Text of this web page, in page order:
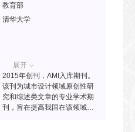
教育部
清华大学
展开
2015年创刊，AMI入库期刊。
该刊为城市设计领域原创性研
究和综述类文章的专业学术期
刊，旨在提高我国在该领域的